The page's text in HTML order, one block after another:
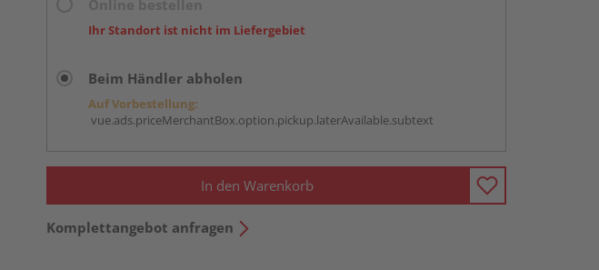
Ihr Standort ist nicht im Liefergebiet
Beim Händler abholen
Auf Vorbestellung:
vue.ads.priceMerchantBox.option.pickup.laterAvailable.subtext
In den Warenkorb
Komplettangebot anfragen